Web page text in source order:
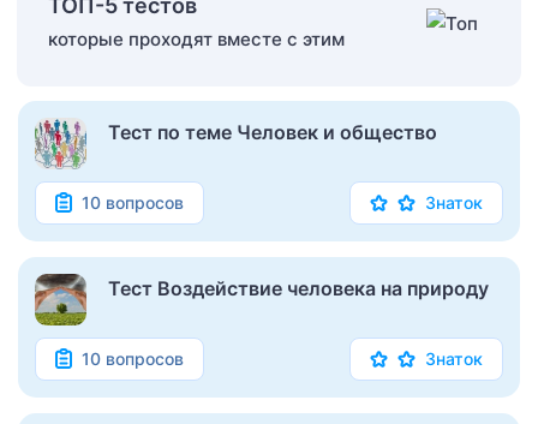
ТОП-5 тестов
которые проходят вместе с этим
Тест по теме Человек и общество
10 вопросов Знаток
Тест Воздействие человека на природу
10 вопросов Знаток